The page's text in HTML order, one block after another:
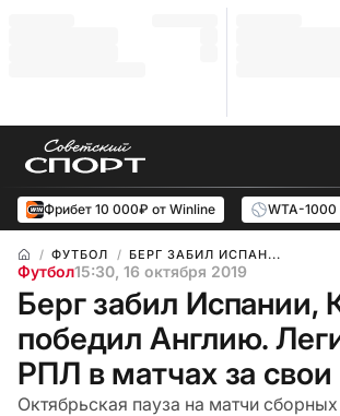
Фрибет 10 000₽ от Winline WTA-1000
ФУТБОЛ БЕРГ ЗАБИЛ ИСПАН...
Футбол15:30, 16 октября 2019
Берг забил Испании,
победил Англию.
РПЛ в матчах за
Октябрьская пауза на матчи